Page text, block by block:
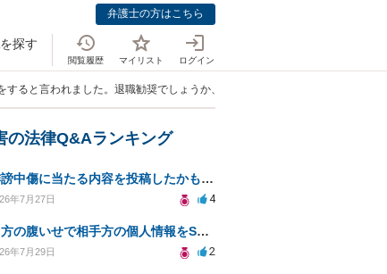
弁護士の方はこちら
探す
閲覧履歴 マイリスト ログイン
すると言われました。退職勧奨でしょうか、退職強要でしょうか？」
の法律Q&Aランキング
誹謗中傷に当たる内容を投稿したかもしれない。開示請求や民事刑事裁判に発展しうるのか教えて欲しい。
年7月27日 4
当方の腹いせで相手方の個人情報をSNSで晒してしまい名誉毀損させてしまったかもしれない
年7月29日 2